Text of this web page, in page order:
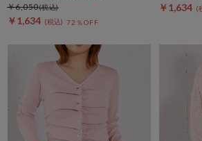
￥1,634 72％OFF
￥6,050 ￥1,634